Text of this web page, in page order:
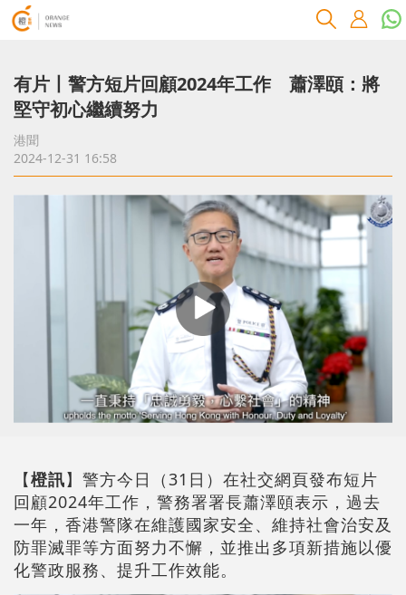
有片丨警方短片回顧2024年工作 蕭澤頤：將
堅守初心繼續努力
港聞
2024-12-31 16:58
【橙訊】警方今日（31日）在社交網頁發布短片
回顧2024年工作，警務署署長蕭澤頤表示，過去
一年，香港警隊在維護國家安全、維持社會治安及
防罪滅罪等方面努力不懈，並推出多項新措施以優
化警政服務、提升工作效能。